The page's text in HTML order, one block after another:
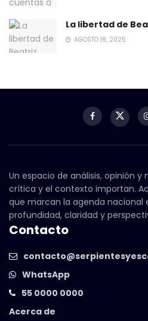
La libertad de
AGOSTO 18, 2025
Un espacio de análisis, opinión
crítica y el contexto importan.
que marcan la agenda nacional
profundidad, claridad y
Contacto
WhatsApp
55 0000 0000
Acerca de